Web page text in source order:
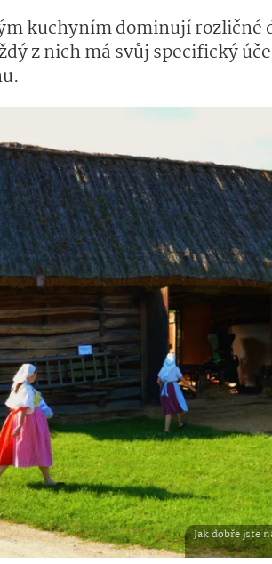
kuchyním dominují rozličné
z nich má svůj specifický
Jak dobře jste